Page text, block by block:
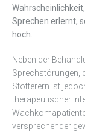
Sprechen erlernt,
hoch.
Neben der
Sprechstörungen,
Stotterern ist
therapeutischer
versprechender